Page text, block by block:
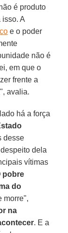
é produto
A
e o poder
não é
em que o
frente a
avalia.
há a força
desse
dela
vítimas
pobre
do
morre",
na
. E a